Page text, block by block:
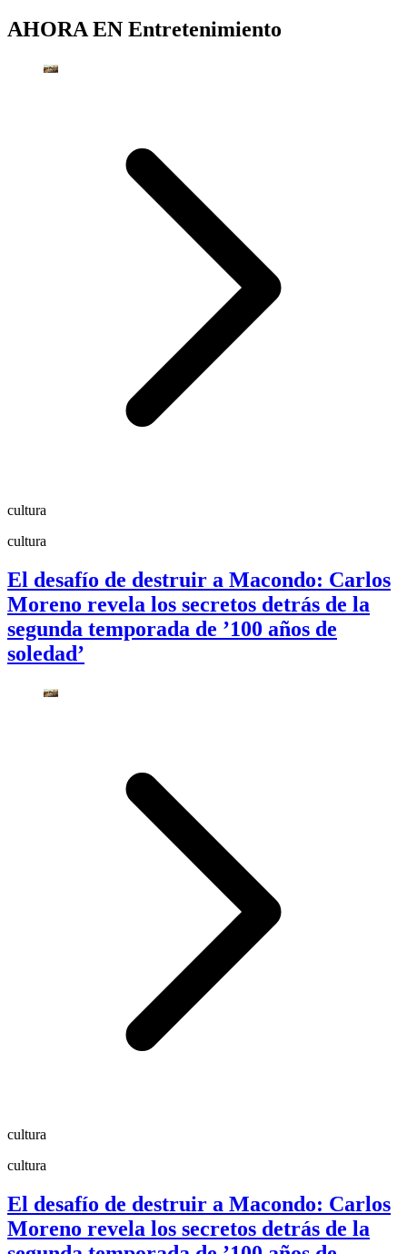
AHORA EN Entretenimiento
cultura
cultura
El desafío de destruir a Macondo: Carlos
Moreno revela los secretos detrás de la
segunda temporada de ’100 años de
soledad’
cultura
cultura
El desafío de destruir a Macondo: Carlos
Moreno revela los secretos detrás de la